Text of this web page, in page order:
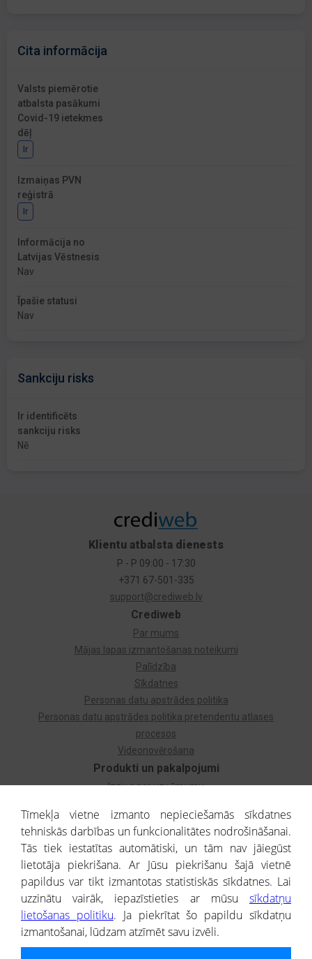
Cita informācija
Valsts piemērotie
atbalsta pasākumi
Covid-19 ietekmes
dēļ
Ir
Izmaiņas PVN
reģistrā
Ir
Informācija no
Latvijas Vēstnesis
Nav
Īpašie statusi
Nav
Sankciju risks
Ir identificēts
sankciju risks
Nē
Produkti un pakalpojumi
Izziņa par uzņēmumu
Dzimtas koks
Uzņēmumu atlase
Monitorings
Kredītizziņa par ārvalstu uzņēmumiem
Crediweb
Par mums
Mājas lapas izmantošanas noteikumi
Palīdzība
Sīkdatnes
Personas datu apstrādes politika
Personas datu apstrādes politika pretendentu atlases
procesos
Videonovērošana
Klientu atbalsta dienests
P - P 09:00 - 17:30
+371 67-501-335
support@crediweb.lv
® CREDITREFORM Latvija
SIA
Tīmekļa vietne izmanto nepieciešamās sīkdatnes
tehniskās darbības un funkcionalitātes nodrošināšanai.
Tās tiek iestatītas automātiski, un tām nav jāiegūst
lietotāja piekrišana. Ar Jūsu piekrišanu šajā vietnē
papildus var tikt izmantotas statistiskās sīkdatnes. Lai
uzzinātu vairāk, iepazīstieties ar mūsu sīkdatņu
lietošanas politiku. Ja piekrītat šo papildu sīkdatņu
izmantošanai, lūdzam atzīmēt savu izvēli.